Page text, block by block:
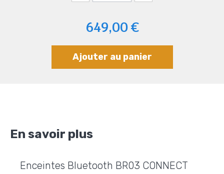
649,00 €
Ajouter au panier
En savoir plus
Enceintes Bluetooth BR03 CONNECT